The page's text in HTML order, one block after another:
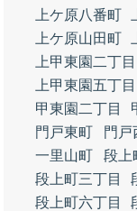
上ケ原八番町
上ケ原山田町
上甲東園二丁目
上甲東園五丁目
甲東園二丁目
門戸東町
門戸
一里山町
段上
段上町三丁目
段上町六丁目